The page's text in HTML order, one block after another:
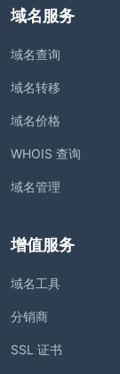
域名服务
域名查询
域名转移
域名价格
WHOIS 查询
域名管理
增值服务
域名工具
分销商
SSL 证书